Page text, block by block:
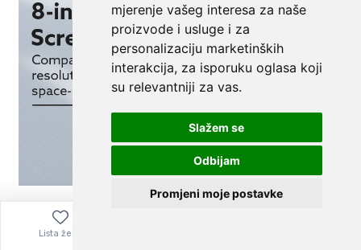
mjerenje vašeg interesa za naše
proizvode i usluge i za
personalizaciju marketinških
interakcija, za isporuku oglasa koji
su relevantniji za vas.
Slažem se
Odbijam
Promjeni moje postavke
Lista želja